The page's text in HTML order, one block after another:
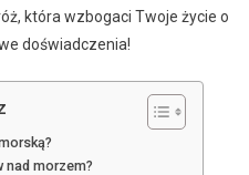
która wzbogaci Twoje życie o
doświadczenia!
nad morzem?